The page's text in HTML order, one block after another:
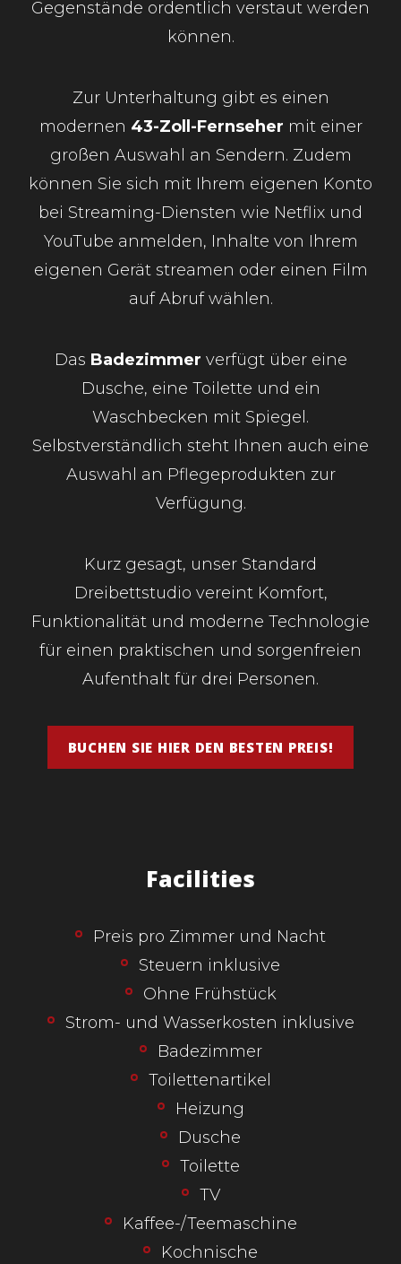
Gegenstände ordentlich verstaut werden
können.
Zur Unterhaltung gibt es einen
modernen 43-Zoll-Fernseher mit einer
großen Auswahl an Sendern. Zudem
können Sie sich mit Ihrem eigenen Konto
bei Streaming-Diensten wie Netflix und
YouTube anmelden, Inhalte von Ihrem
eigenen Gerät streamen oder einen Film
auf Abruf wählen.
Das Badezimmer verfügt über eine
Dusche, eine Toilette und ein
Waschbecken mit Spiegel.
Selbstverständlich steht Ihnen auch eine
Auswahl an Pflegeprodukten zur
Verfügung.
Kurz gesagt, unser Standard
Dreibettstudio vereint Komfort,
Funktionalität und moderne Technologie
für einen praktischen und sorgenfreien
Aufenthalt für drei Personen.
BUCHEN SIE HIER DEN BESTEN PREIS!
Facilities
Preis pro Zimmer und Nacht
Steuern inklusive
Ohne Frühstück
Strom- und Wasserkosten inklusive
Badezimmer
Toilettenartikel
Heizung
Dusche
Toilette
TV
Kaffee-/Teemaschine
Kochnische